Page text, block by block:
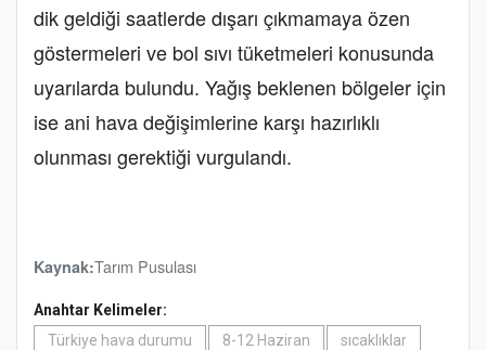
dik geldiği saatlerde dışarı çıkmamaya özen
göstermeleri ve bol sıvı tüketmeleri konusunda
uyarılarda bulundu. Yağış beklenen bölgeler için
ise ani hava değişimlerine karşı hazırlıklı
olunması gerektiği vurgulandı.
Kaynak:Tarım Pusulası
Anahtar Kelimeler:
Türkiye hava durumu
8-12 Haziran sıcaklıklar